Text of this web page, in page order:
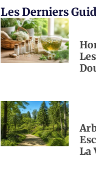
Les Derniers
La